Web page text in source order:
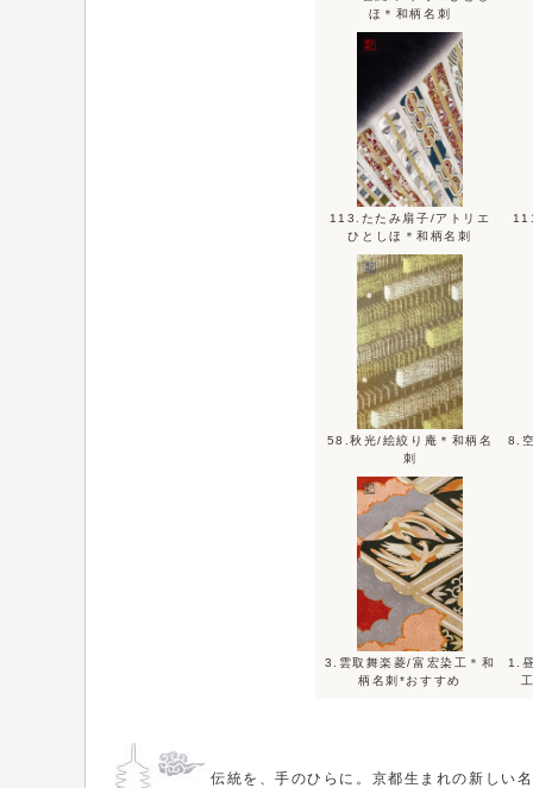
ほ＊和柄名刺
113.たたみ扇子/アトリエ
ひとしほ＊和柄名刺
58.秋光/絵絞り庵＊和柄名
刺
8.
3.雲取舞楽菱/富宏染工＊和
柄名刺*おすすめ
1.
伝統を、手のひらに。京都生まれの新しい